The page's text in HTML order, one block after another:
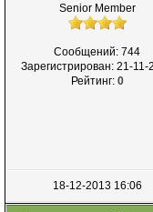
Senior Member
Сообщений: 744
Зарегистрирован: 21-11-
Рейтинг: 0
18-12-2013 16:06